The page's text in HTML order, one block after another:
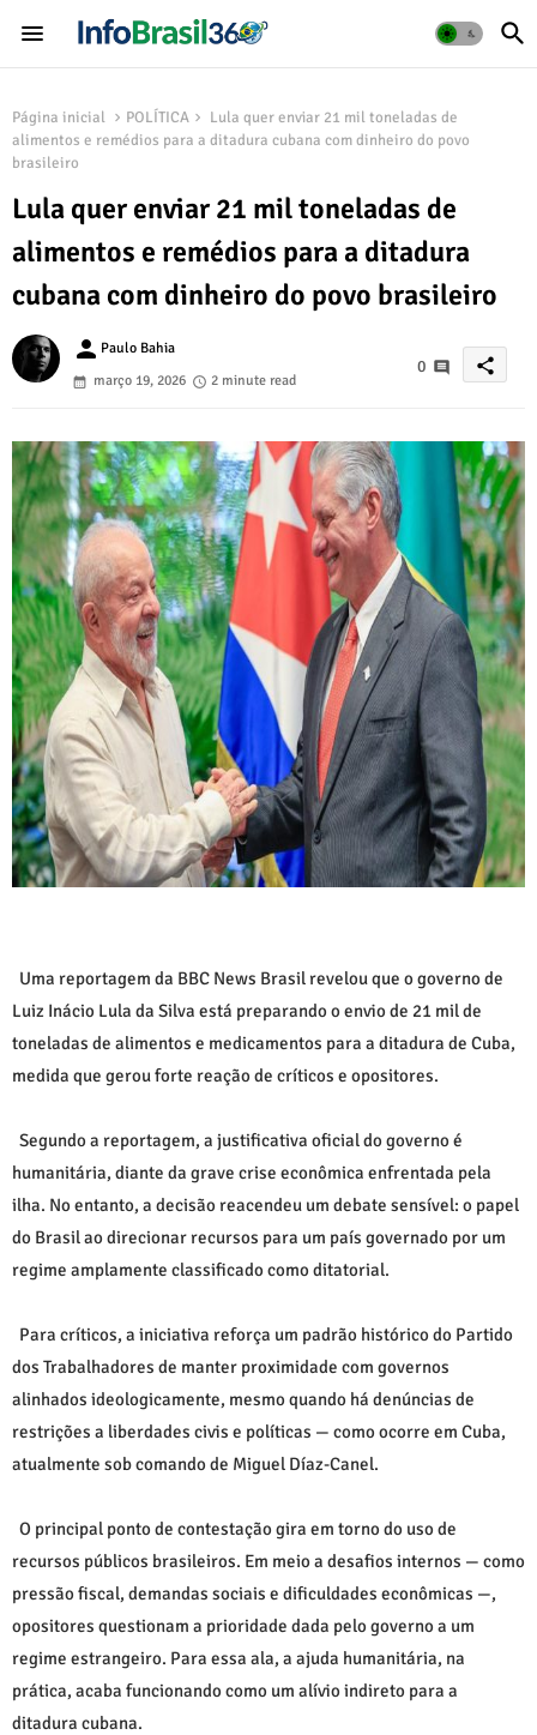
Página inicial POLÍTICA
Lula quer enviar 21 mil toneladas de
alimentos e remédios para a ditadura cubana com dinheiro do povo
brasileiro
Lula quer enviar 21 mil toneladas de
alimentos e remédios para a ditadura
cubana com dinheiro do povo brasileiro
person Paulo Bahia
março 19, 2026
2 minute read
0 share
Uma reportagem da BBC News Brasil revelou que o governo de
Luiz Inácio Lula da Silva está preparando o envio de 21 mil de
toneladas de alimentos e medicamentos para a ditadura de Cuba,
medida que gerou forte reação de críticos e opositores.
Segundo a reportagem, a justificativa oficial do governo é
humanitária, diante da grave crise econômica enfrentada pela
ilha. No entanto, a decisão reacendeu um debate sensível: o papel
do Brasil ao direcionar recursos para um país governado por um
regime amplamente classificado como ditatorial.
Para críticos, a iniciativa reforça um padrão histórico do Partido
dos Trabalhadores de manter proximidade com governos
alinhados ideologicamente, mesmo quando há denúncias de
restrições a liberdades civis e políticas — como ocorre em Cuba,
atualmente sob comando de Miguel Díaz-Canel.
O principal ponto de contestação gira em torno do uso de
recursos públicos brasileiros. Em meio a desafios internos — como
pressão fiscal, demandas sociais e dificuldades econômicas —,
opositores questionam a prioridade dada pelo governo a um
regime estrangeiro. Para essa ala, a ajuda humanitária, na
prática, acaba funcionando como um alívio indireto para a
ditadura cubana.